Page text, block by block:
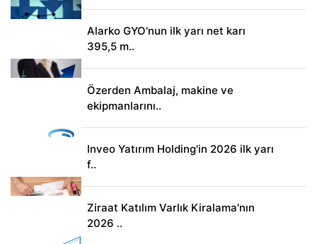
Alarko GYO'nun ilk yarı net karı
395,5 m..
Özerden Ambalaj, makine ve
ekipmanlarını..
Inveo Yatırım Holding'in 2026 ilk yarı
f..
Ziraat Katılım Varlık Kiralama'nın
2026 ..